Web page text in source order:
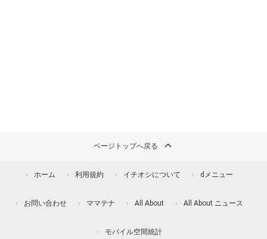
ページトップへ戻る
ホーム 利用規約 イチオシについて dメニュー
お問い合わせ ママテナ All About All About ニュース
モバイル空間統計